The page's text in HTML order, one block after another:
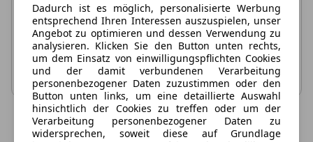
gleichzeitig zurück.
Filterauswahl zurücksetzen
Dadurch ist es möglich, personalisierte Werbung
entsprechend Ihren Interessen auszuspielen, unser
Angebot zu optimieren und dessen Verwendung zu
analysieren. Klicken Sie den Button unten rechts,
um dem Einsatz von einwilligungspflichten Cookies
und der damit verbundenen Verarbeitung
personenbezogener Daten zuzustimmen oder den
Button unten links, um eine detaillierte Auswahl
hinsichtlich der Cookies zu treffen oder um der
Verarbeitung personenbezogener Daten zu
widersprechen, soweit diese auf Grundlage